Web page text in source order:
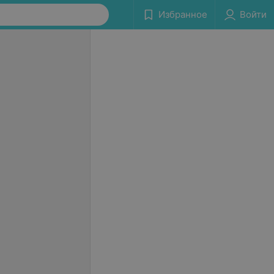
Избранное Войти